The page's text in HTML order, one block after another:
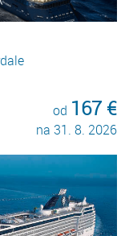
od 167 €
na 31. 8. 2026